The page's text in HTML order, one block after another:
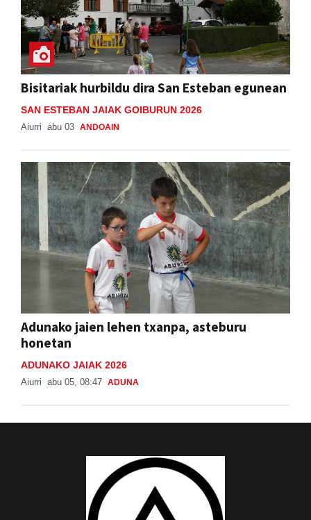
Bisitariak hurbildu dira San Esteban egunean
SAN ESTEBAN JAIAK GOIBURUN 2026
Aiurri abu 03 ANDOAIN
Adunako jaien lehen txanpa, asteburu
honetan
ADUNAKO JAIAK 2026
Aiurri abu 05, 08:47 ADUNA